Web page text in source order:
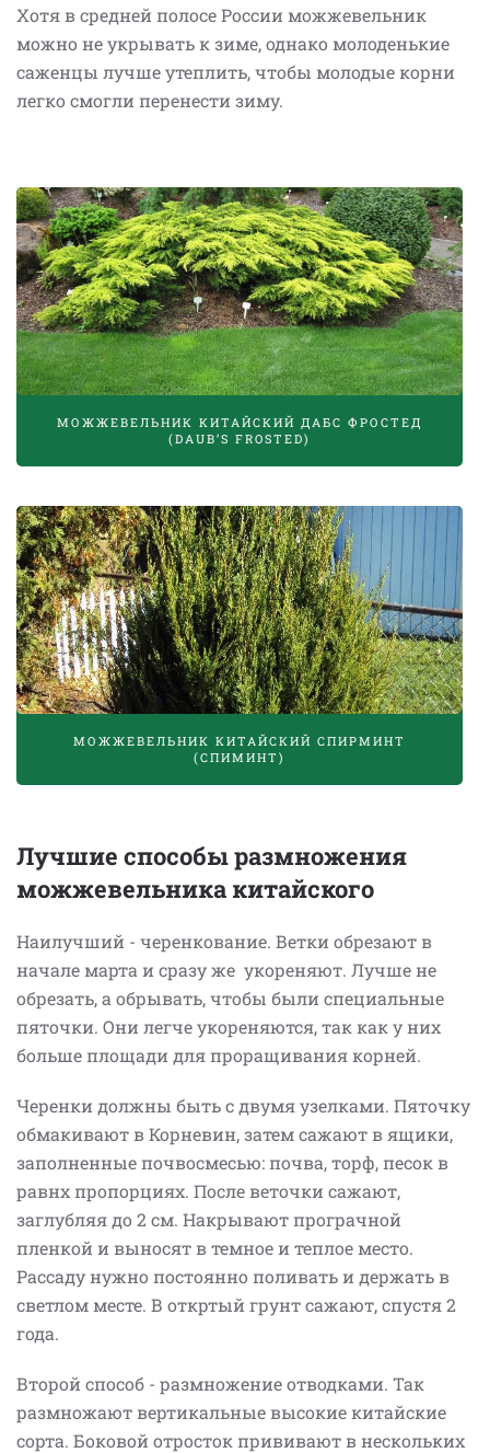
Хотя в средней полосе России можжевельник
можно не укрывать к зиме, однако молоденькие
саженцы лучше утеплить, чтобы молодые корни
легко смогли перенести зиму.
МОЖЖЕВЕЛЬНИК КИТАЙСКИЙ ДАБС ФРОСТЕД
(DAUB’S FROSTED)
МОЖЖЕВЕЛЬНИК КИТАЙСКИЙ СПИРМИНТ
(СПИМИНТ)
Лучшие способы размножения
можжевельника китайского
Наилучший - черенкование. Ветки обрезают в
начале марта и сразу же укореняют. Лучше не
обрезать, а обрывать, чтобы были специальные
пяточки. Они легче укореняются, так как у них
больше площади для проращивания корней.
Черенки должны быть с двумя узелками. Пяточку
обмакивают в Корневин, затем сажают в ящики,
заполненные почвосмесью: почва, торф, песок в
равнх пропорциях. После веточки сажают,
заглубляя до 2 см. Накрывают програчной
пленкой и выносят в темное и теплое место.
Рассаду нужно постоянно поливать и держать в
светлом месте. В откртый грунт сажают, спустя 2
года.
Второй способ - размножение отводками. Так
размножают вертикальные высокие китайские
сорта. Боковой отросток прививают в нескольких